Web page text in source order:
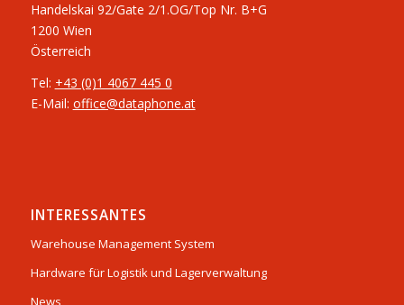
​Handelskai 92/Gate 2/1.OG/Top Nr. B+G
1200 Wien
Österreich
Tel: +43 (0)1 4067 445 0
E-Mail: office@dataphone.at
INTERESSANTES
Warehouse Management System
Hardware für Logistik und Lagerverwaltung
News